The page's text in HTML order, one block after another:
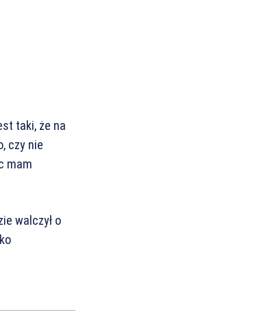
taki, że na
czy nie
mam
walczył o